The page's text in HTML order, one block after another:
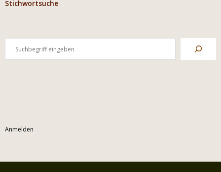
Stichwortsuche
Anmelden